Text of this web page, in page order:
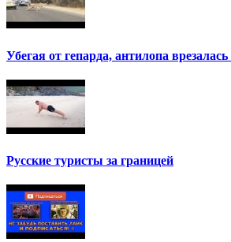
Убегая от гепарда, антилопа
Русские туристы за границей